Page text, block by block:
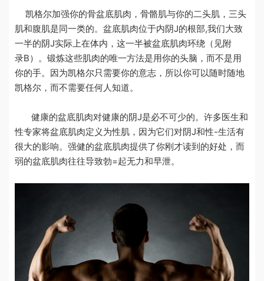
凯格尔加强你的骨盆底肌肉，骨骼肌与你的二头肌，三头
肌和腹肌是同一类的。盆底肌肉位于内阴J的根部,我们大致
一半的阴J实际上在体内，这一半被盆底肌肉环绕（见附
录B）。锻炼这些肌肉的唯一方法是用你的头脑，而不是用
你的手。因为凯格尔只需要你的意志，所以你可以随时随地
凯格尔，而不需要任何人知道。
健康的盆底肌肉对健康的阴J是必不可少的。许多医生和
性专家将盆底肌肉定义为性肌，因为它们对阴J和性-生活有
很大的影响。强健的盆底肌肉提供了你刚才读到的好处，而
弱的盆底肌肉往往导致勃=起无力和早泄。